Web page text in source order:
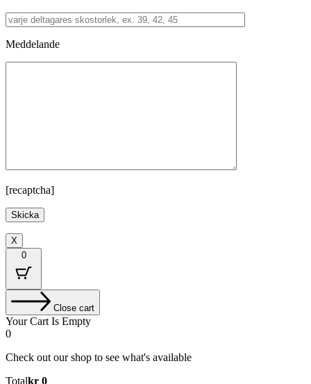
Meddelande
[recaptcha]
X
0
Close cart
Your Cart Is Empty
0
Check out our shop to see what's available
Cart
Totalkr 0